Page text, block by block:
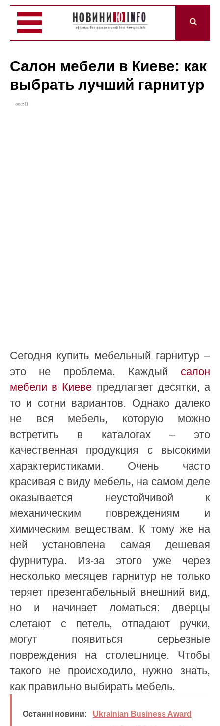
Салон мебели в Киеве: как
выбрать лучший гарнитур
50
Сегодня купить мебельный гарнитур –
это не проблема. Каждый салон
мебели в Киеве предлагает десятки, а
то и сотни вариантов. Однако далеко
не вся мебель, которую можно
встретить в каталогах – это
качественная продукция с высокими
характеристиками. Очень часто
красивая с виду мебель, на самом деле
оказывается неустойчивой к
механическим повреждениям и
химическим веществам. К тому же на
ней установлена самая дешевая
фурнитура. Из-за этого уже через
несколько месяцев гарнитур не только
теряет презентабельный внешний вид,
но и начинает ломаться: дверцы
слетают с петель, отпадают ручки,
могут появиться серьезные
повреждения на столешнице. Чтобы
такого не происходило, нужно знать,
как правильно выбирать мебель.
Останні новини:
Ukrainian Business Award